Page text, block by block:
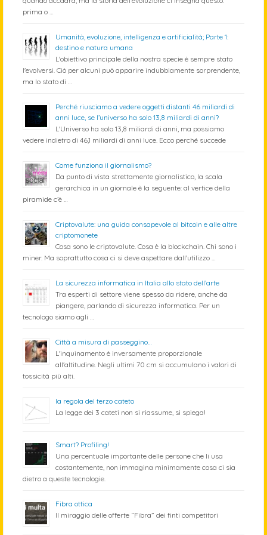
prima o …
Umanità, evoluzione, intelligenza e artificialità; Parte 1:
destino e natura umana
L'obiettivo principale della nostra specie è sempre stato
l'evolversi. Ciò per alcuni può apparire indubbiamente sorprendente,
ma lo stato di …
Perché riusciamo a vedere oggetti distanti 46 miliardi di
anni luce, se l’universo ha solo 13,8 miliardi di anni?
L'Universo ha solo 13,8 miliardi di anni, ma possiamo
vedere indietro di 46,1 miliardi di anni luce. Ecco perché succede
Come funziona il giornalismo?
Da punto di vista strettamente giornalistico, la scala
gerarchica in un giornale è la seguente: al vertice della
piramide c’è …
Criptovalute: una guida consapevole al bitcoin e alle altre
criptomonete
Cosa sono le criptovalute. Cosa è la blockchain. Chi sono i
miner. Ma soprattutto cosa ci si deve aspettare dall'utilizzo …
La sicurezza informatica in Italia allo stato dell’arte
Tra esperti di settore viene spesso da ridere, anche da
piangere, parlando di sicurezza informatica. Per un
tecnologo siamo agli …
Città a misura di passeggino…
L'inquinamento è inversamente proporzionale
all'altitudine. Negli ultimi 70 cm si accumulano i valori di
tossicità più alti.
la regola del terzo cateto
La legge dei 3 cateti non si riassume, si spiega!
Smart? Profiling!
Una percentuale importante delle persone che li usa
costantemente, non immagina minimamente cosa ci sia
dietro a queste tecnologie.
Fibra ottica
Il miraggio delle offerte “Fibra” dei finti competitori